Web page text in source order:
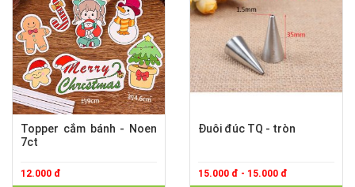
Topper cắm bánh - Noen
7ct
12.000 đ
Đuôi đúc TQ - tròn
15.000 đ - 15.000 đ